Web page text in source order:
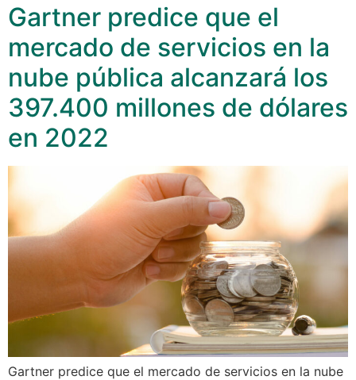
Gartner predice que el
mercado de servicios en la
nube pública alcanzará los
397.400 millones de dólares
en 2022
Gartner predice que el mercado de servicios en la nube